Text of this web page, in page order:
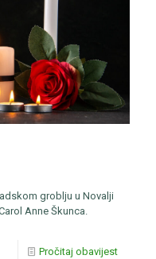
groblju u Novalji
Anne Škunca.
Pročitaj obavijest